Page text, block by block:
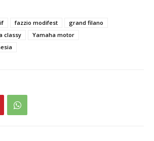
fazzio modifest
grand filano
classy
Yamaha motor